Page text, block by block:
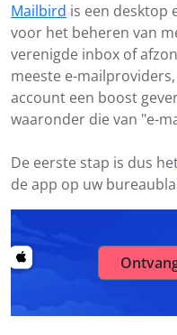
Mailbird is een desktop
voor het beheren van
verenigde inbox of
meeste e-
account een boost
waaronder die van "e-
De eerste stap is dus
de app op uw